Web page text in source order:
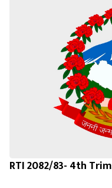
RTI 2082/83- 4th